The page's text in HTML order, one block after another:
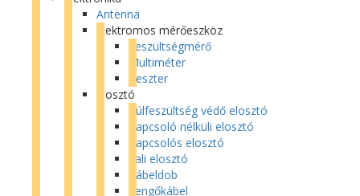
Antenna
Elektromos mérőeszköz
Feszültségmérő
Multiméter
Teszter
Elosztó
Túlfeszültség védő elosztó
Kapcsoló nélküli elosztó
Kapcsolós elosztó
Fali elosztó
Kábeldob
Lengőkábel